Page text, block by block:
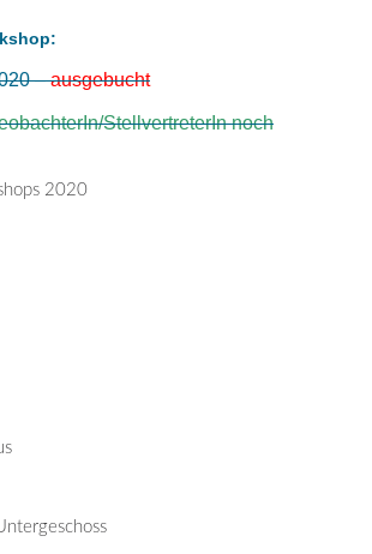
–ausgebucht
StellvertreterIn noch
2020